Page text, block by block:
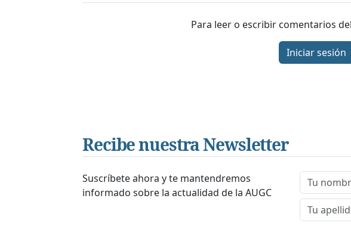
Para leer o escribir comentarios
Iniciar sesión
Recibe nuestra Newsletter
Suscríbete ahora y te mantendremos
informado sobre la actualidad de la AUGC